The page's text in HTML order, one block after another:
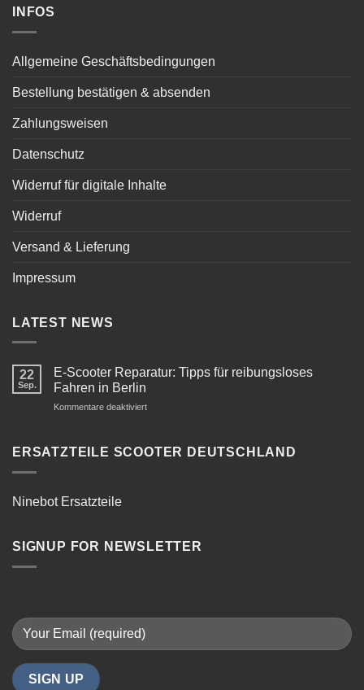
INFOS
Allgemeine Geschäftsbedingungen
Bestellung bestätigen & absenden
Zahlungsweisen
Datenschutz
Widerruf für digitale Inhalte
Widerruf
Versand & Lieferung
Impressum
LATEST NEWS
22
Sep.
E-Scooter Reparatur: Tipps für reibungsloses
Fahren in Berlin
Kommentare deaktiviertfür
Reparatur:
ERSATZTEILE SCOOTER DEUTSCHLAND
Ninebot Ersatzteile
SIGNUP FOR NEWSLETTER